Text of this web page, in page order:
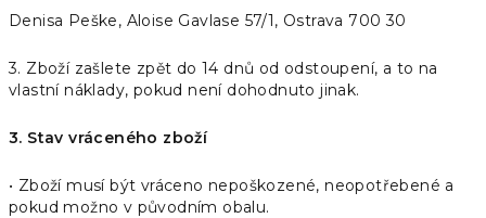
Denisa Peške, Aloise Gavlase 57/1, Ostrava 700 30
3. Zboží zašlete zpět do 14 dnů od odstoupení, a to na
vlastní náklady, pokud není dohodnuto jinak.
3. Stav vráceného zboží
• Zboží musí být vráceno nepoškozené, neopotřebené a
pokud možno v původním obalu.